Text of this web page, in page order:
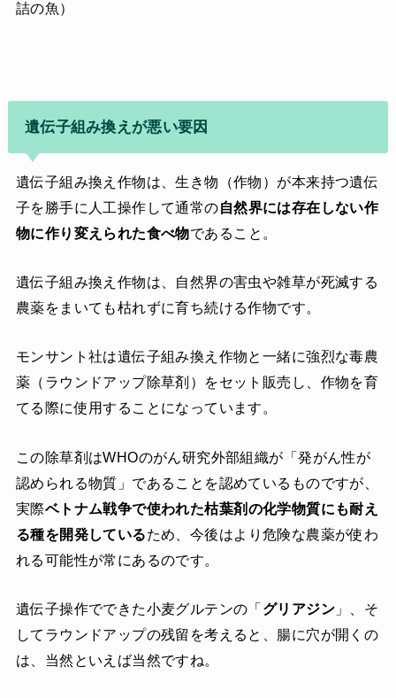
詰の魚）
遺伝子組み換えが悪い要因
遺伝子組み換え作物は、生き物（作物）が本来持つ遺伝
子を勝手に人工操作して通常の自然界には存在しない作
物に作り変えられた食べ物であること。
遺伝子組み換え作物は、自然界の害虫や雑草が死滅する
農薬をまいても枯れずに育ち続ける作物です。
モンサント社は遺伝子組み換え作物と一緒に強烈な毒農
薬（ラウンドアップ除草剤）をセット販売し、作物を育
てる際に使用することになっています。
この除草剤はWHOのがん研究外部組織が「発がん性が
認められる物質」であることを認めているものですが、
実際ベトナム戦争で使われた枯葉剤の化学物質にも耐え
る種を開発しているため、今後はより危険な農薬が使わ
れる可能性が常にあるのです。
遺伝子操作でできた小麦グルテンの「グリアジン」、そ
してラウンドアップの残留を考えると、腸に穴が開くの
は、当然といえば当然ですね。